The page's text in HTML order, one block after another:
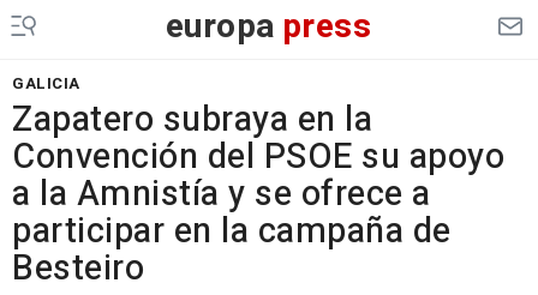
europa press
GALICIA
Zapatero subraya en la
Convención del PSOE su apoyo
a la Amnistía y se ofrece a
participar en la campaña de
Besteiro